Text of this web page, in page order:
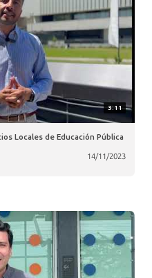
3:11
Locales de Educación Pública
14/11/2023